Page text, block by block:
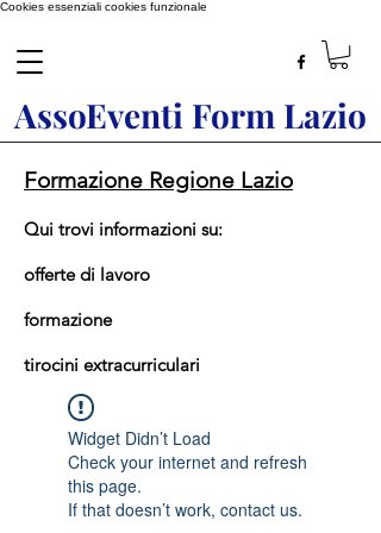
Cookies essenziali cookies funzionale
AssoEventi Form Lazio
Formazione Regione Lazio
Qui trovi informazioni su:
offerte di lavoro
formazione
tirocini extracurriculari
Widget Didn’t Load
Check your internet and refresh
this page.
If that doesn’t work, contact us.